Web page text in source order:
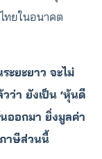
ทยในอนาคต
ยะยาว จะไม่
ว่า ยังเป็น ‘หุ้นดี
ออกมา ยิ่งมูลค่า
าษีส่วนนี้